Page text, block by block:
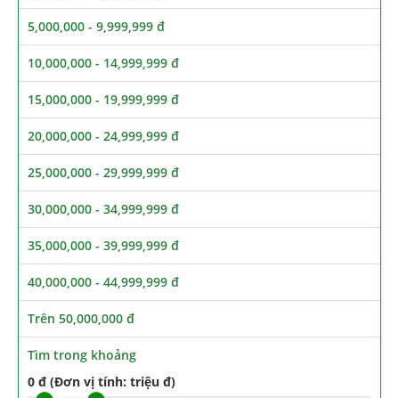
5,000,000 - 9,999,999 đ
10,000,000 - 14,999,999 đ
15,000,000 - 19,999,999 đ
20,000,000 - 24,999,999 đ
25,000,000 - 29,999,999 đ
30,000,000 - 34,999,999 đ
35,000,000 - 39,999,999 đ
40,000,000 - 44,999,999 đ
Trên 50,000,000 đ
Tìm trong khoảng
0 đ (Đơn vị tính: triệu đ)